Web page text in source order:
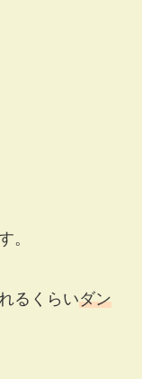
。
るくらいダン